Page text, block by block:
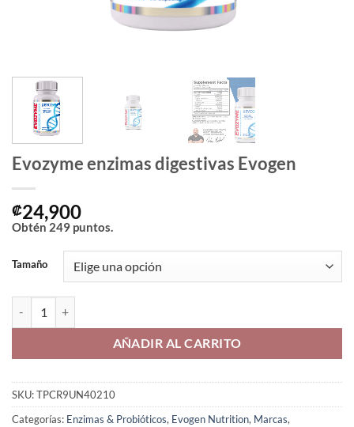
Evozyme enzimas digestivas Evogen
₡24,900
Obtén 249 puntos.
Tamaño
AÑADIR AL CARRITO
SKU:TPCR9UN40210
Categorías: Enzimas & Probióticos, Evogen Nutrition, Marcas,